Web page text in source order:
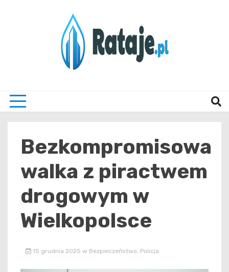
Bezkompromisowa
walka z piractwem
drogowym w
Wielkopolsce
15 grudnia 2025 w Bezpieczeństwo, Policja